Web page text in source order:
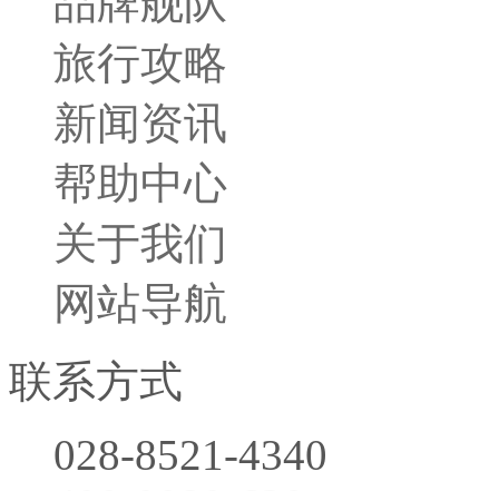
旅行攻略
新闻资讯
帮助中心
关于我们
网站导航
联系方式
028-8521-4340